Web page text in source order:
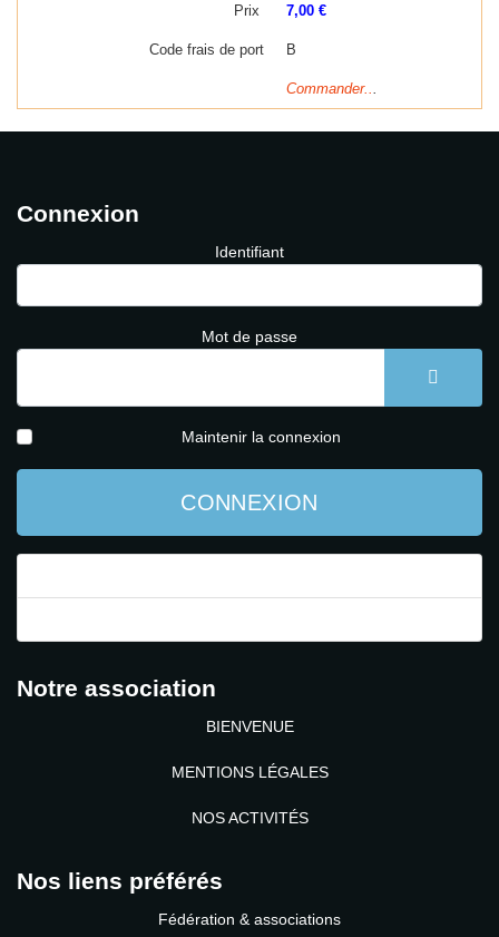
Prix 7,00 €
Code frais de port B
Commander...
Connexion
Identifiant
Mot de passe
Maintenir la connexion
CONNEXION
Notre association
BIENVENUE
MENTIONS LÉGALES
NOS ACTIVITÉS
Nos liens préférés
Fédération & associations